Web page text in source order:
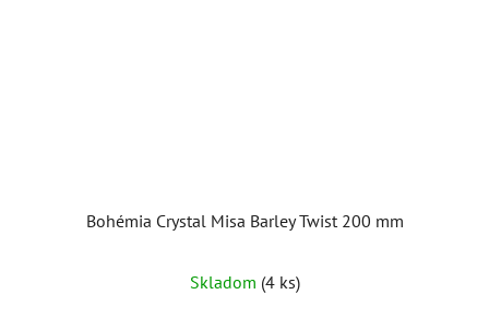
Bohémia Crystal Misa Barley Twist 200 mm
Skladom (4 ks)